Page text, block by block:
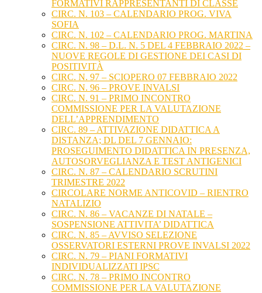
FORMATIVI RAPPRESENTANTI DI CLASSE
CIRC. N. 103 – CALENDARIO PROG. VIVA
SOFIA
CIRC. N. 102 – CALENDARIO PROG. MARTINA
CIRC. N. 98 – D.L. N. 5 DEL 4 FEBBRAIO 2022 –
NUOVE REGOLE DI GESTIONE DEI CASI DI
POSITIVITÀ
CIRC. N. 97 – SCIOPERO 07 FEBBRAIO 2022
CIRC. N. 96 – PROVE INVALSI
CIRC. N. 91 – PRIMO INCONTRO
COMMISSIONE PER LA VALUTAZIONE
DELL’APPRENDIMENTO
CIRC. 89 – ATTIVAZIONE DIDATTICA A
DISTANZA; DL DEL 7 GENNAIO:
PROSEGUIMENTO DIDATTICA IN PRESENZA,
AUTOSORVEGLIANZA E TEST ANTIGENICI
CIRC. N. 87 – CALENDARIO SCRUTINI
TRIMESTRE 2022
CIRCOLARE NORME ANTICOVID – RIENTRO
NATALIZIO
CIRC. N. 86 – VACANZE DI NATALE –
SOSPENSIONE ATTIVITA’ DIDATTICA
CIRC. N. 85 – AVVISO SELEZIONE
OSSERVATORI ESTERNI PROVE INVALSI 2022
CIRC. N. 79 – PIANI FORMATIVI
INDIVIDUALIZZATI IPSC
CIRC. N. 78 – PRIMO INCONTRO
COMMISSIONE PER LA VALUTAZIONE